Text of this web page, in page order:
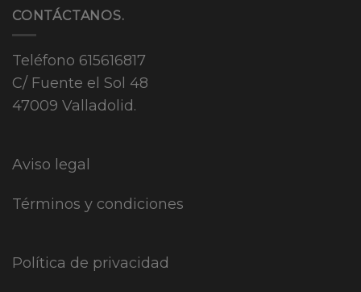
CONTÁCTANOS.
Teléfono 615616817
C/ Fuente el Sol 48
47009 Valladolid.
Aviso legal
Términos y condiciones
Política de privacidad